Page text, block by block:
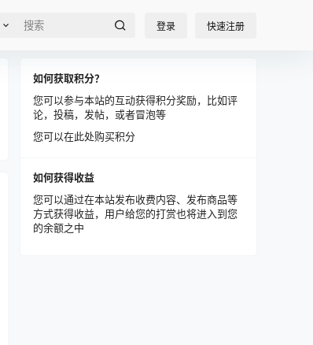
登录 快速注册
如何获取积分？
您可以参与本站的互动获得积分奖励，比如评
论，投稿，发帖，或者冒泡等
您可以在此处购买积分
如何获得收益
您可以通过在本站发布收费内容、发布商品等
方式获得收益，用户给您的打赏也将进入到您
的余额之中